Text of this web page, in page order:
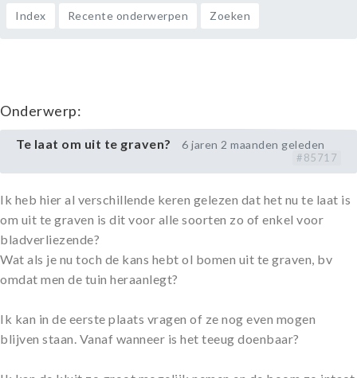
Index Recente onderwerpen Zoeken
Onderwerp:
Te laat om uit te graven? 6 jaren 2 maanden geleden
#85717
Ik heb hier al verschillende keren gelezen dat het nu te laat is
om uit te graven is dit voor alle soorten zo of enkel voor
bladverliezende?
Wat als je nu toch de kans hebt ol bomen uit te graven, bv
omdat men de tuin heraanlegt?
Ik kan in de eerste plaats vragen of ze nog even mogen
blijven staan. Vanaf wanneer is het teeug doenbaar?